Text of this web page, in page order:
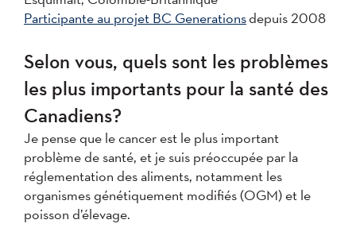
Participante au projet BC Generationsdepuis 2008
Selon vous, quels sont les problèmes
les plus importants pour la santé des
Canadiens?
Je pense que le cancer est le plus important
problème de santé, et je suis préoccupée par la
réglementation des aliments, notamment les
organismes génétiquement modifiés (OGM) et le
poisson d’élevage.